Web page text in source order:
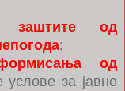
заштите од
;
од
за јавно